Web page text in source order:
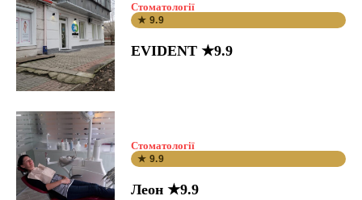
Стоматології
★ 9.9
EVIDENT ★9.9
Стоматології
★ 9.9
Леон ★9.9